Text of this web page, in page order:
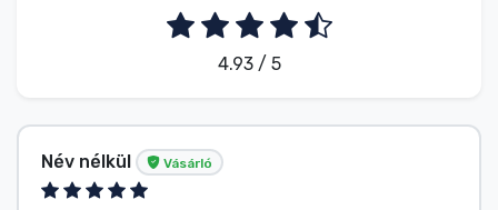
4.93 / 5
Név nélkül Vásárló